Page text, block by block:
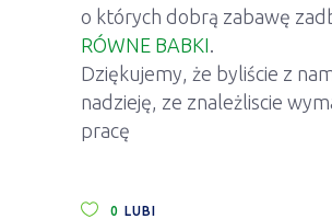
o których dobrą zabawę
RÓWNE BABKI
Dziękujemy, że byliście z
nadzieję, ze znależliscie
pracę
0 LUBI